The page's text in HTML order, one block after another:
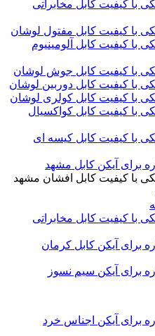
کابل مخابراتی
کابل مفتول لوشان
کابل آلومینیوم
کابل جوش لوشان
کابل دوربین لوشان
کابل کولری لوشان
کابل کواکسیال
کابل کیسه ای
کابل مشهد
کابل افشان مشهد
کابل مخابراتی
کابل کرمان
سیم نسوز
اجناس خرد